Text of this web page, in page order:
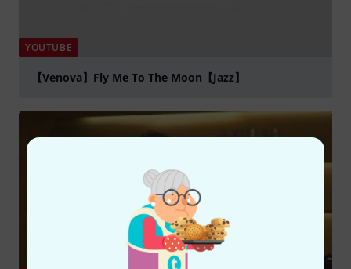
YOUTUBE
【Venova】Fly Me To The Moon【Jazz】